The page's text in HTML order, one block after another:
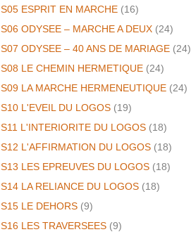
S05 ESPRIT EN MARCHE (16)
S06 ODYSEE – MARCHE A DEUX (24)
S07 ODYSEE – 40 ANS DE MARIAGE (24)
S08 LE CHEMIN HERMETIQUE (24)
S09 LA MARCHE HERMENEUTIQUE (24)
S10 L'EVEIL DU LOGOS (19)
S11 L'INTERIORITE DU LOGOS (18)
S12 L'AFFIRMATION DU LOGOS (18)
S13 LES EPREUVES DU LOGOS (18)
S14 LA RELIANCE DU LOGOS (18)
S15 LE DEHORS (9)
S16 LES TRAVERSEES (9)